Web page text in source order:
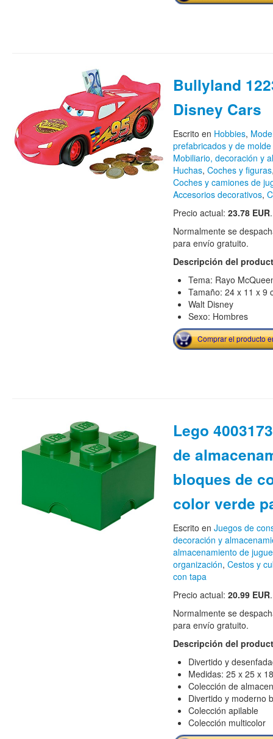
Bullyland
Disney Cars
Escrito en Hobbies,
prefabricados y de
Mobiliario, decoración y
Huchas, Coches y figuras
Coches y camiones de
Accesorios decorativos,
Precio actual: 23.78 EUR.
Normalmente se
para envío gratuito.
Descripción del
Tema: Rayo
Tamaño: 24 x 11 x 9
Walt Disney
Sexo: Hombres
Comprar el producto
Lego
de
bloques de
color verde
Escrito en Juegos de
decoración y
almacenamiento de
organización, Cestos y
con tapa
Precio actual: 20.99 EUR
Normalmente se
para envío gratuito.
Descripción del
Divertido y
Medidas: 25 x 25 x
Colección de
Divertido y moderno
Colección apilable
Colección multicolor